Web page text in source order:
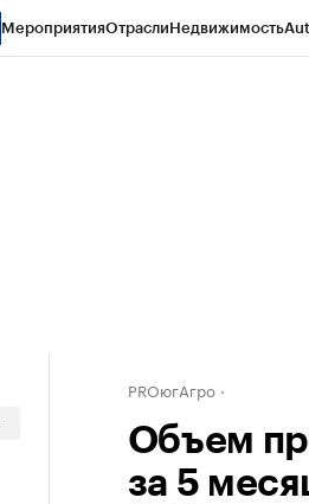
МероприятияОтраслиНедвижимость
PROюгАгро
Объем
за 5